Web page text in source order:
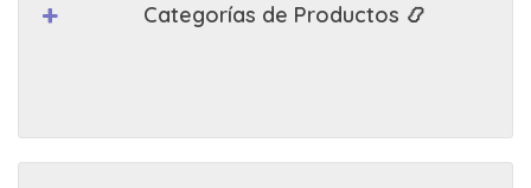
Categorías de Productos 📿